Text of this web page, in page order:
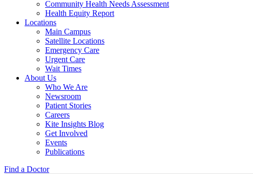
Community Health Needs Assessment
Health Equity Report
Locations
Main Campus
Satellite Locations
Emergency Care
Urgent Care
Wait Times
About Us
Who We Are
Newsroom
Patient Stories
Careers
Kite Insights Blog
Get Involved
Events
Publications
Find a Doctor